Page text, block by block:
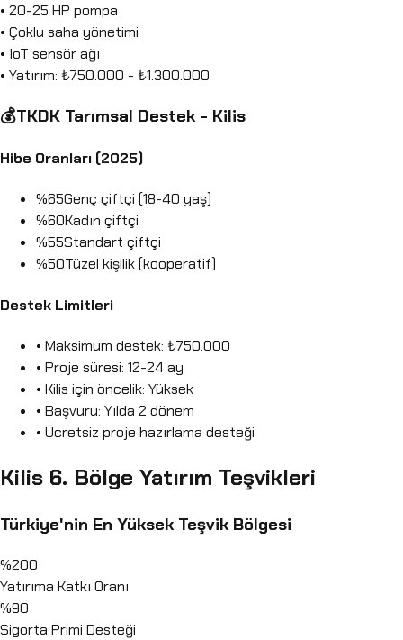
• 20-25 HP pompa
• Çoklu saha yönetimi
• IoT sensör ağı
• Yatırım: ₺750.000 - ₺1.300.000
💰TKDK Tarımsal Destek - Kilis
Hibe Oranları (2025)
%65Genç çiftçi (18-40 yaş)
%60Kadın çiftçi
%55Standart çiftçi
%50Tüzel kişilik (kooperatif)
Destek Limitleri
• Maksimum destek: ₺750.000
• Proje süresi: 12-24 ay
• Kilis için öncelik: Yüksek
• Başvuru: Yılda 2 dönem
• Ücretsiz proje hazırlama desteği
Kilis 6. Bölge Yatırım Teşvikleri
Türkiye'nin En Yüksek Teşvik Bölgesi
%200
Yatırıma Katkı Oranı
%90
Sigorta Primi Desteği